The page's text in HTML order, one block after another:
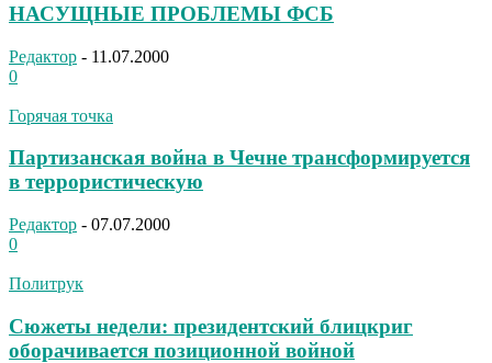
НАСУЩНЫЕ ПРОБЛЕМЫ ФСБ
Редактор - 11.07.2000
0
Горячая точка
Партизанская война в Чечне трансформируется
в террористическую
Редактор - 07.07.2000
0
Политрук
Сюжеты недели: президентский блицкриг
оборачивается позиционной войной